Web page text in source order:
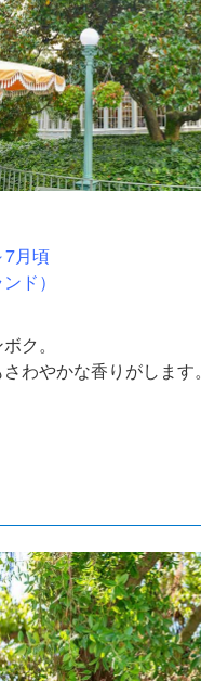
月頃
ド）
ク。
わやかな香りがします。